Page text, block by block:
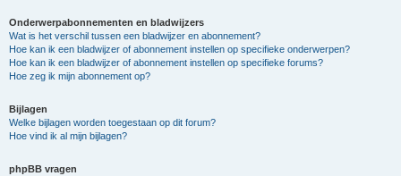
Onderwerpabonnementen en bladwijzers
Wat is het verschil tussen een bladwijzer en abonnement?
Hoe kan ik een bladwijzer of abonnement instellen op specifieke onderwerpen?
Hoe kan ik een bladwijzer of abonnement instellen op specifieke forums?
Hoe zeg ik mijn abonnement op?
Bijlagen
Welke bijlagen worden toegestaan op dit forum?
Hoe vind ik al mijn bijlagen?
phpBB vragen